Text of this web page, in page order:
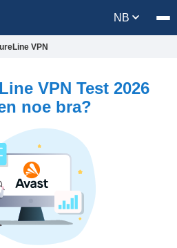
NB
VPN
VPN Test 2026
noe bra?